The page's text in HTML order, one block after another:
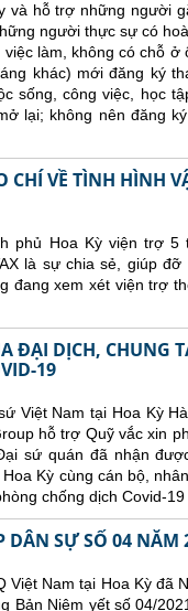
và hỗ trợ những người
người thực sự có
làm, không có chỗ
khác) mới đăng ký
sống, công việc, học
lại; không nên đăng
CHÍ VỀ TÌNH HÌNH
phủ Hoa Kỳ viện trợ 5
là sự chia sẻ, giúp
đang xem xét viện trợ
ĐẠI DỊCH, CHUNG
19
Việt Nam tại Hoa Kỳ
hỗ trợ Quỹ vắc xin
sứ quán đã nhận
Kỳ cùng cán bộ,
chống dịch Covid-
DÂN SỰ SỐ 04 NĂM
Nam tại Hoa Kỳ đã
Bản Niêm yết số 04/